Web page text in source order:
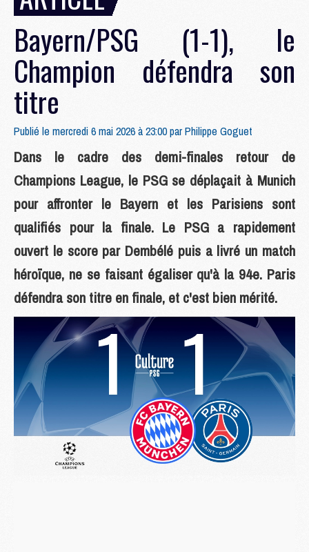
Bayern/PSG (1-1), le
Champion défendra son
titre
Publié le mercredi 6 mai 2026 à 23:00 parPhilippe Goguet
Dans le cadre des demi-finales retour de
Champions League, le PSG se déplaçait à Munich
pour affronter le Bayern et les Parisiens sont
qualifiés pour la finale. Le PSG a rapidement
ouvert le score par Dembélé puis a livré un match
héro¨ïque, ne se faisant égaliser qu'à la 94e. Paris
défendra son titre en finale, et c'est bien mérité.